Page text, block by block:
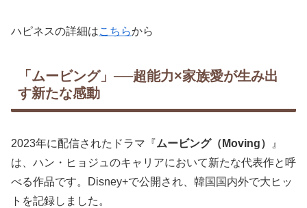
ハピネスの詳細はこちらから
「ムービング」──超能力×家族愛が生み出
す新たな感動
2023年に配信されたドラマ『ムービング（Moving）
』
は、ハン・ヒョジュのキャリアにおいて新たな代表作と呼
べる作品です。Disney+で公開され、韓国国内外で大ヒッ
トを記録しました。